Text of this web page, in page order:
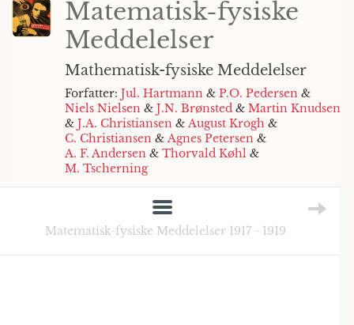
Matematisk-fysiske
Meddelelser
Mathematisk-fysiske Meddelelser
Forfatter: Jul. Hartmann & P.O. Pedersen &
Niels Nielsen & J.N. Brønsted & Martin Knudsen
& J.A. Christiansen & August Krogh &
C. Christiansen & Agnes Petersen &
A. F. Andersen & Thorvald Køhl &
M. Tscherning
Matematisk-fysiske Meddelelser 1917 - 1919